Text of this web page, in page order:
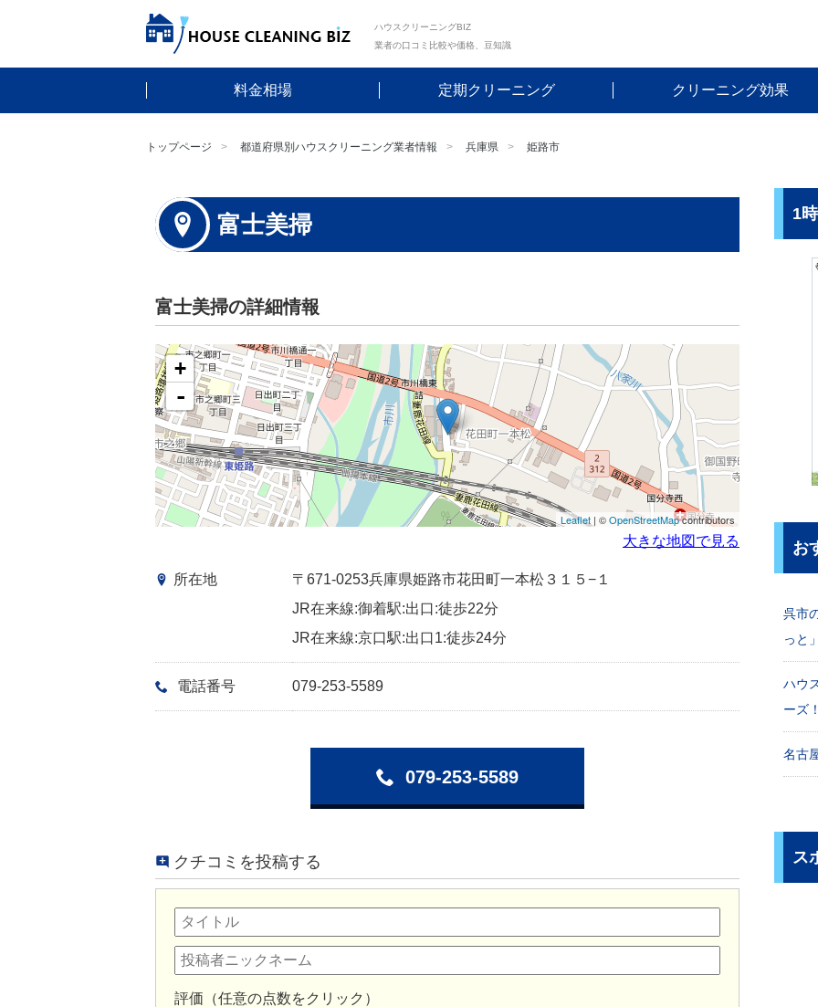
ハウスクリーニングBIZ
業者の口コミ比較や価格、豆知識
料金相場 定期クリーニング クリーニング効果
トップページ 都道府県別ハウスクリーニング業者情報 兵庫県 姫路市
富士美掃
富士美掃の詳細情報
+
-
Leaflet | ©OpenStreetMapcontributors
大きな地図で見る
所在地
〒671-0253兵庫県姫路市花田町一本松３１５−１
JR在来線:御着駅:出口:徒歩22分
JR在来線:京口駅:出口1:徒歩24分
電話番号 079-253-5589
079-253-5589
クチコミを投稿する
評価（任意の点数をクリック）
1
お
呉市
っと」
ハウ
ーズ！
名古
ス